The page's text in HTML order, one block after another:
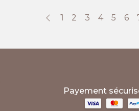
1 2 3 4 5 6
Payement